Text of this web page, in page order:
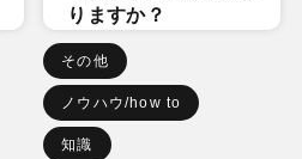
りますか？
その他
ノウハウ/how to
知識